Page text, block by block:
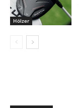
Hölzer